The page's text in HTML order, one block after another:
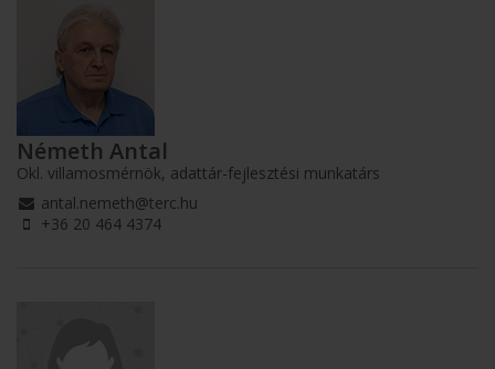
Németh Antal
Okl. villamosmérnök, adattár-fejlesztési munkatárs
antal.nemeth@terc.hu
+36 20 464 4374